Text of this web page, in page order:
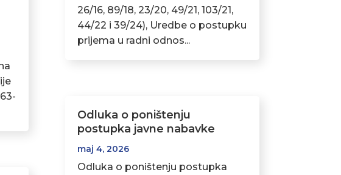
26/16, 89/18, 23/20, 49/21, 103/21,
44/22 i 39/24), Uredbe o postupku
prijema u radni odnos...
Odluka o poništenju
postupka javne nabavke
maj 4, 2026
Odluka o poništenju postupka